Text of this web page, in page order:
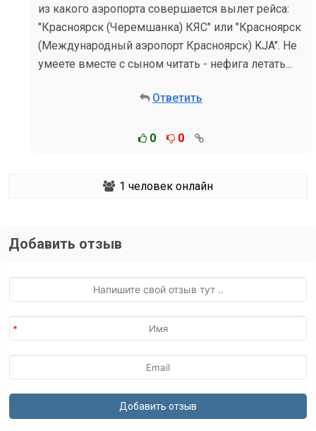
из какого аэропорта совершается вылет рейса:
"Красноярск (Черемшанка) КЯС" или "Красноярск
(Международный аэропорт Красноярск) KJA". Не
умеете вместе с сыном читать - нефига летать...
Ответить
0 0
1 человек онлайн
Добавить отзыв